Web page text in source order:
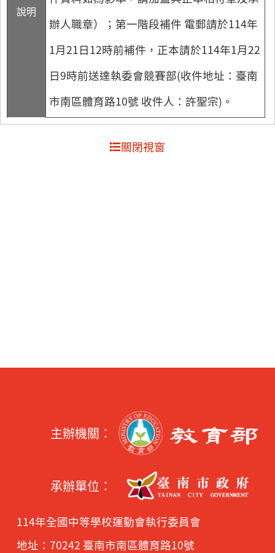
說明
辦人職章）；第一階段補件 電郵請於114年
1月21日12時前補件，正本請於114年1月22
日9時前送達執委會競賽部(收件地址：臺南
市南區體育路10號 收件人：許聖宗)。
關閉視窗
主辦機關：
承辦單位：
114年全國中等學校運動會執行委員會
地址：70242 臺南市南區體育路10號